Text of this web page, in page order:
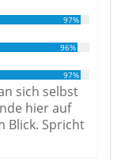
97%
96%
97%
sich selbst
hier auf
Blick. Spricht